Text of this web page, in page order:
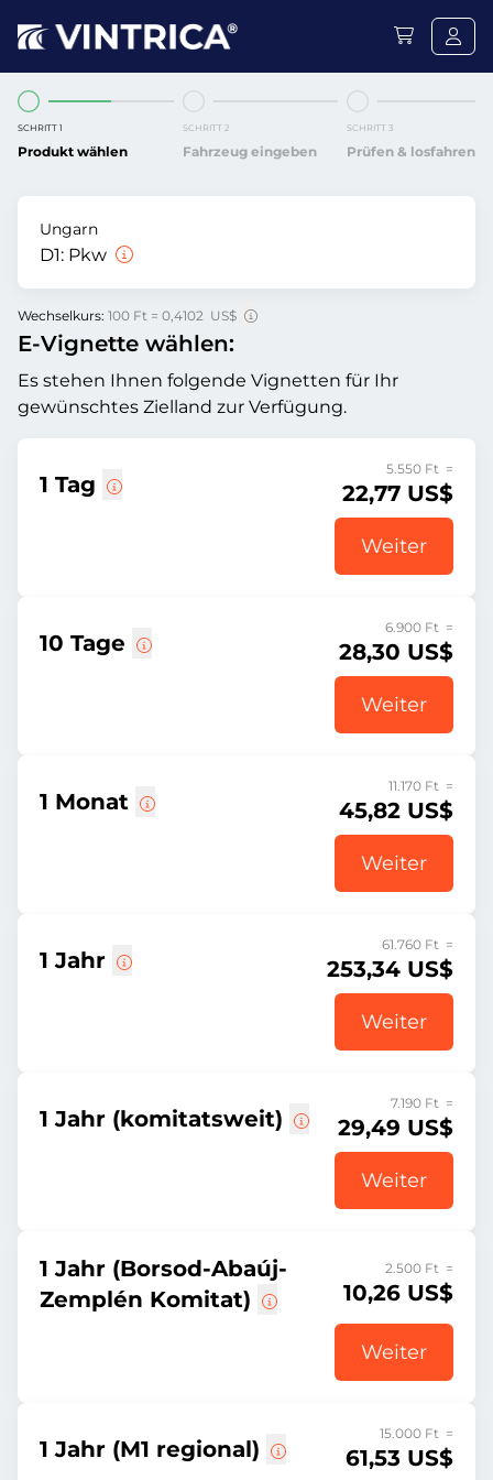
SCHRITT 1
Produkt wählen
SCHRITT 2
Fahrzeug eingeben
SCHRITT 3
Prüfen & losfahren
Ungarn
D1: Pkw
Wechselkurs: 100 Ft = 0,4102 US$
E-Vignette wählen:
Es stehen Ihnen folgende Vignetten für Ihr
gewünschtes Zielland zur Verfügung.
1 Tag
5.550 Ft =
22,77 US$
Weiter
10 Tage
6.900 Ft =
28,30 US$
Weiter
1 Monat
11.170 Ft =
45,82 US$
Weiter
1 Jahr
61.760 Ft =
253,34 US$
Weiter
1 Jahr (komitatsweit)
7.190 Ft =
29,49 US$
Weiter
1 Jahr (Borsod-Abaúj-
Zemplén Komitat)
2.500 Ft =
10,26 US$
Weiter
1 Jahr (M1 regional)
15.000 Ft =
61,53 US$